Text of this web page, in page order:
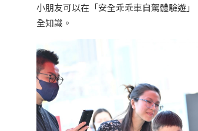
小朋友可以在「安全乖乖車自駕體驗遊
全知識。